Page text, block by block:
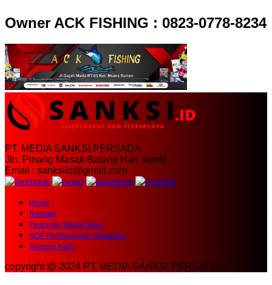
Owner ACK FISHING : 0823-0778-8234
PT. MEDIA SANKSI PERSADA
Jln. Pinang Masak Batang Hari Jambi
Email : sanksiid@gmail.com
Home
Redaksi
Pedoman Media Siber
SOP Perlindungan Wartawan
Tentang Kami
copyright @ 2024 PT. MEDIA SANKSI PERSADA